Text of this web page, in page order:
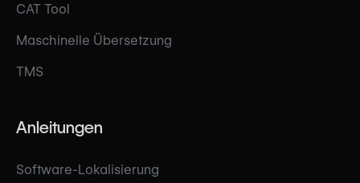
CAT Tool
Maschinelle Übersetzung
TMS
Anleitungen
Software-Lokalisierung